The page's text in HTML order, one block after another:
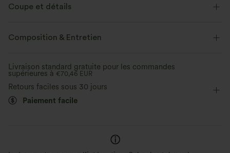
Coupe et détails
Soutien-gorge intégré
Maxi Sans manches
Composition & Entretien
Livraison standard gratuite pour les commandes
supérieures à €70,46 EUR
Retours faciles sous 30 jours
Paiement facile